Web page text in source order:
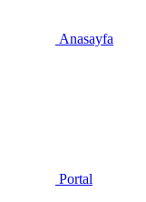
Anasayfa
Portal